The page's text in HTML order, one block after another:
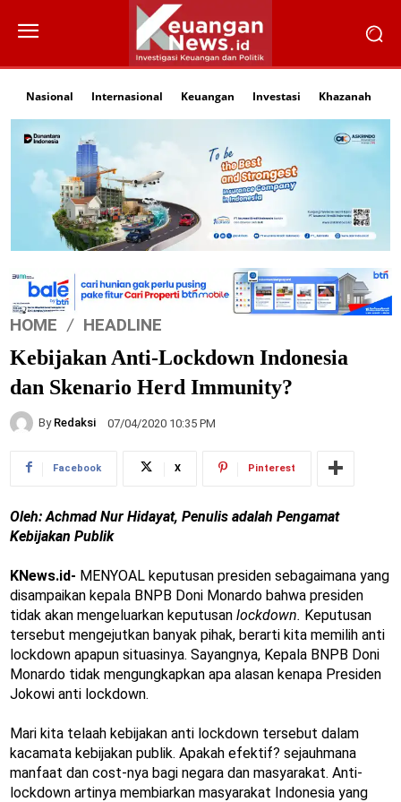
Nasional Internasional Keuangan Investasi Khazanah
HOME HEADLINE
Kebijakan Anti-Lockdown Indonesia
dan Skenario Herd Immunity?
By Redaksi 07/04/2020 10:35 PM
Facebook X Pinterest
Oleh: Achmad Nur Hidayat, Penulis adalah Pengamat
Kebijakan Publik
KNews.id- MENYOAL keputusan presiden sebagaimana yang
disampaikan kepala BNPB Doni Monardo bahwa presiden
tidak akan mengeluarkan keputusan lockdown. Keputusan
tersebut mengejutkan banyak pihak, berarti kita memilih anti
lockdown apapun situasinya. Sayangnya, Kepala BNPB Doni
Monardo tidak mengungkapkan apa alasan kenapa Presiden
Jokowi anti lockdown.
Mari kita telaah kebijakan anti lockdown tersebut dalam
kacamata kebijakan publik. Apakah efektif? sejauhmana
manfaat dan cost-nya bagi negara dan masyarakat. Anti-
lockdown artinya membiarkan masyarakat Indonesia yang